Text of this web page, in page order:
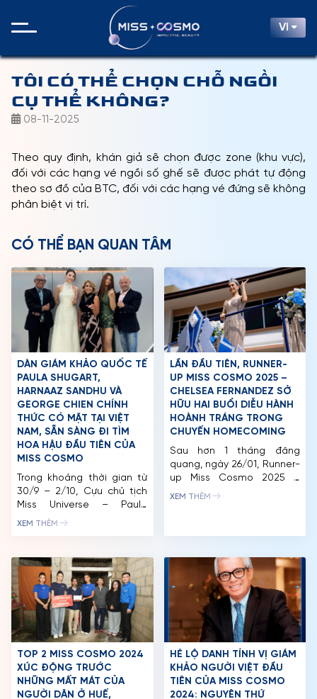
VI
TRANG CHỦ
MCO
TÔI CÓ THỂ CHỌN CHỖ NGỒI
CỤ THỂ KHÔNG?
08-11-2025
Theo quy định, khán giả sẽ chọn được zone (khu vực),
đối với các hạng vé ngồi số ghế sẽ được phát tự động
theo sơ đồ của BTC, đối với các hạng vé đứng sẽ không
phân biệt vị trí.
CÓ THỂ BẠN QUAN TÂM
DÀN GIÁM KHẢO QUỐC TẾ
PAULA SHUGART,
HARNAAZ SANDHU VÀ
GEORGE CHIEN CHÍNH
THỨC CÓ MẶT TẠI VIỆT
NAM, SẴN SÀNG ĐI TÌM
HOA HẬU ĐẦU TIÊN CỦA
MISS COSMO
Trong khoảng thời gian từ
30/9 – 2/10, Cựu chủ tịch
Miss Universe – Paula
Shugart, Miss Universe 2021
George Chien và nguyên
thứ trưởng Bộ Ngoại giao
Việt Nam – Phạm Quang
Vinh đã đáp chuyến bay tới
Cảng hàng không quốc tế
Tân Sơn […]
XEM THÊM
LẦN ĐẦU TIÊN, RUNNER-
UP MISS COSMO 2025 –
CHELSEA FERNANDEZ SỞ
HỮU HAI BUỔI DIỄU HÀNH
HOÀNH TRÁNG TRONG
CHUYẾN HOMECOMING
Sau hơn 1 tháng đăng
quang, ngày 26/01, Runner-
up Miss Cosmo 2025 –
Chelsea Fernandez chính
lần trở về này có CEO Miss
Cosmo – Trưởng Ban Tổ
chức Trần Việt Bảo Hoàng
cùng các đại diện của Tổ
chức […]
XEM THÊM
TOP 2 MISS COSMO 2024
XÚC ĐỘNG TRƯỚC
NHỮNG MẤT MÁT CỦA
NGƯỜI DÂN Ở HUẾ,
HÉ LỘ DANH TÍNH VỊ GIÁM
KHẢO NGƯỜI VIỆT ĐẦU
TIÊN CỦA MISS COSMO
2024: NGUYÊN THỨ